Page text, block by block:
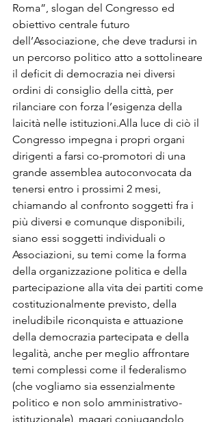
Roma”, slogan del Congresso ed
obiettivo centrale futuro
dell’Associazione, che deve tradursi in
un percorso politico atto a sottolineare
il deficit di democrazia nei diversi
ordini di consiglio della città, per
rilanciare con forza l’esigenza della
laicità nelle istituzioni.Alla luce di ciò il
Congresso impegna i propri organi
dirigenti a farsi co-promotori di una
grande assemblea autoconvocata da
tenersi entro i prossimi 2 mesi,
chiamando al confronto soggetti fra i
più diversi e comunque disponibili,
siano essi soggetti individuali o
Associazioni, su temi come la forma
della organizzazione politica e della
partecipazione alla vita dei partiti come
costituzionalmente previsto, della
ineludibile riconquista e attuazione
della democrazia partecipata e della
legalità, anche per meglio affrontare
temi complessi come il federalismo
(che vogliamo sia essenzialmente
politico e non solo amministrativo-
istituzionale), magari coniugandolo